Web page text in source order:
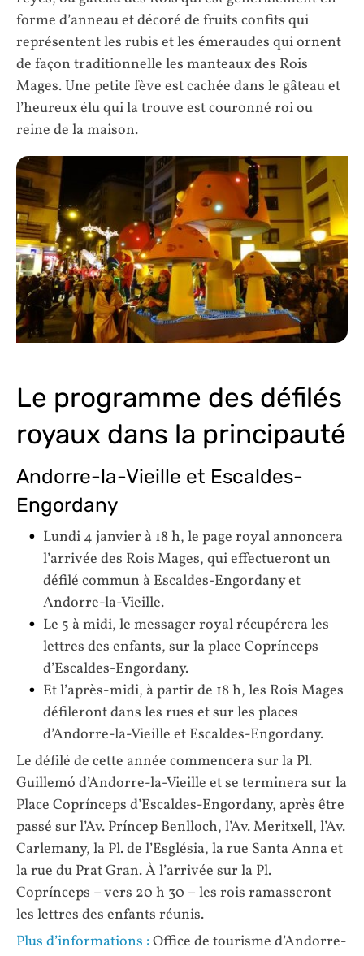
forme d’anneau et décoré de fruits confits qui
représentent les rubis et les émeraudes qui ornent
de façon traditionnelle les manteaux des Rois
Mages. Une petite fève est cachée dans le gâteau et
l’heureux élu qui la trouve est couronné roi ou
reine de la maison.
Le programme des défilés
royaux dans la principauté
Andorre-la-Vieille et Escaldes-
Engordany
Lundi 4 janvier à 18 h, le page royal annoncera
l’arrivée des Rois Mages, qui effectueront un
défilé commun à Escaldes-Engordany et
Andorre-la-Vieille.
Le 5 à midi, le messager royal récupérera les
lettres des enfants, sur la place Coprínceps
d’Escaldes-Engordany.
Et l’après-midi, à partir de 18 h, les Rois Mages
défileront dans les rues et sur les places
d’Andorre-la-Vieille et Escaldes-Engordany.
Le défilé de cette année commencera sur la Pl.
Guillemó d’Andorre-la-Vieille et se terminera sur la
Place Coprínceps d’Escaldes-Engordany, après être
passé sur l’Av. Príncep Benlloch, l’Av. Meritxell, l’Av.
Carlemany, la Pl. de l’Església, la rue Santa Anna et
la rue du Prat Gran. À l’arrivée sur la Pl.
Coprínceps – vers 20 h 30 – les rois ramasseront
les lettres des enfants réunis.
Plus d’informations : Office de tourisme d’Andorre-